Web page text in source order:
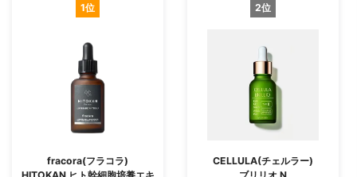
1位
fracora(フラコラ)
2位
CELLULA(チェルラー)